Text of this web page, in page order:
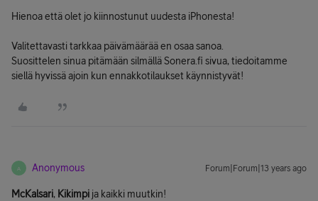
Hienoa että olet jo kiinnostunut uudesta iPhonesta!
Valitettavasti tarkkaa päivämäärää en osaa sanoa.
Suosittelen sinua pitämään silmällä Sonera.fi sivua, tiedoitamme
siellä hyvissä ajoin kun ennakkotilaukset käynnistyvät!
A Anonymous Forum|Forum|13 years ago
McKalsari, Kikimpi ja kaikki muutkin!